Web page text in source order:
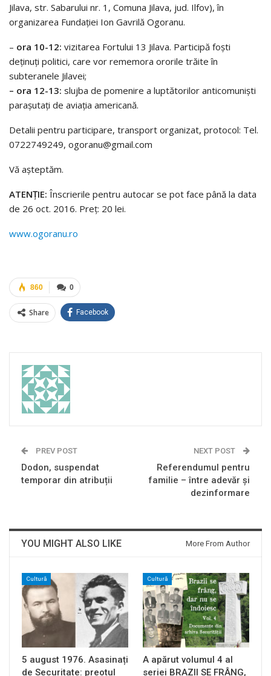
Jilava, str. Sabarului nr. 1, Comuna Jilava, jud. Ilfov), în
organizarea Fundaţiei Ion Gavrilă Ogoranu.
– ora 10-12: vizitarea Fortului 13 Jilava. Participă foşti
deţinuţi politici, care vor rememora ororile trăite în
subteranele Jilavei;
– ora 12-13: slujba de pomenire a luptătorilor anticomunişti
paraşutaţi de aviaţia americană.
Detalii pentru participare, transport organizat, protocol: Tel.
0722749249, ogoranu@gmail.com
Vă aşteptăm.
ATENŢIE: Înscrierile pentru autocar se pot face până la data
de 26 oct. 2016. Preţ: 20 lei.
www.ogoranu.ro
0
860
Share Facebook
PREV POST
Dodon, suspendat
temporar din atribuții
NEXT POST
Referendumul pentru
familie – între adevăr și
dezinformare
YOU MIGHT ALSO LIKE More From Author
Cultură
5 august 1976. Asasinați
de Securitate: preotul
Cultură
A apărut volumul 4 al
seriei BRAZII SE FRÂNG,